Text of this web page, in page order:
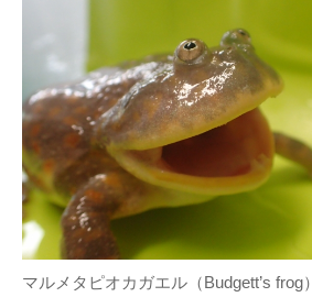
マルメタピオカガエル（Budgett’s frog）